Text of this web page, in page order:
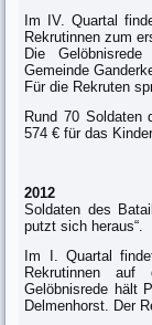
Im IV. Quartal
Rekrutinnen zum
Die
Gemeinde
Für die Rekruten
Rund 70 Soldaten
574 € für das
2012
Soldaten des
putzt sich heraus“.
Im I. Quartal
Rekrutinnen
Gelöbnisrede hält
Delmenhorst. Der